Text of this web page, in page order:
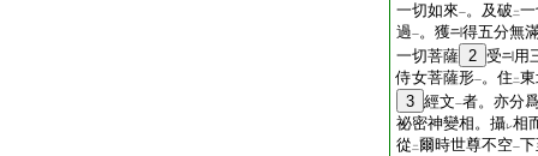
一切如來一。及破 二
過一。獲
得五分無
一切菩薩 2 受
用
侍女菩薩形一。住 二
3 經文一者。亦分
祕密神變相。攝レ相
從 二爾時世尊不空一